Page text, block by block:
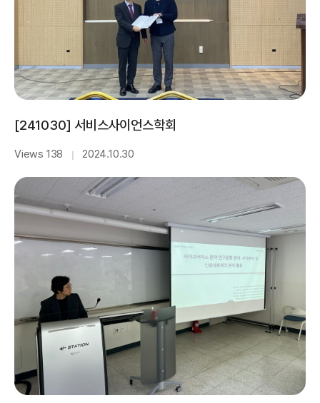
[241030] 서비스사이언스학회
Views 138 ｜ 2024.10.30